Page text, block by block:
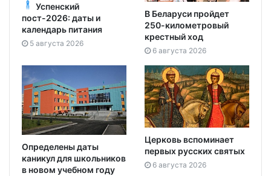
Успенский
пост-2026: даты и
календарь питания
5 августа 2026
В Беларуси пройдет
250-километровый
крестный ход
6 августа 2026
Определены даты
каникул для школьников
в новом учебном году
Церковь вспоминает
первых русских святых
6 августа 2026